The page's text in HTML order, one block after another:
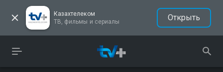
Казахтелеком
ТВ, фильмы и сериалы
Открыть